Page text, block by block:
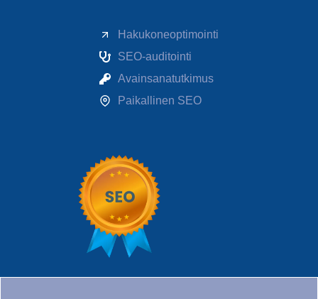
Hakukoneoptimointi
SEO-auditointi
Avainsanatutkimus
Paikallinen SEO